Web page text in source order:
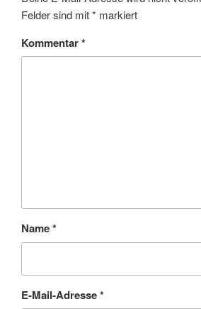
Felder sind mit* markiert
Kommentar*
Name*
E-Mail-Adresse*